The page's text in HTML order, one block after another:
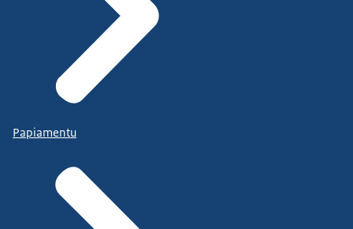
Papiamentu